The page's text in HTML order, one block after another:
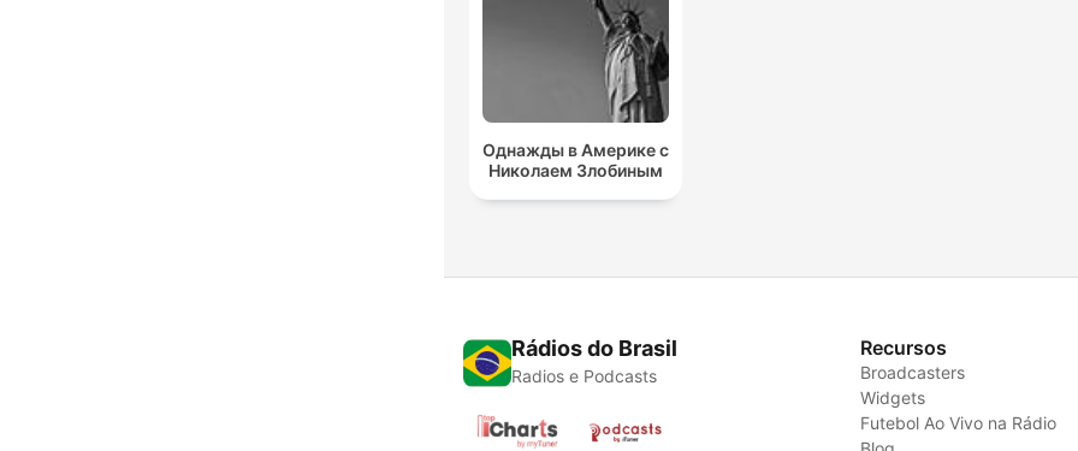
Однажды в Америке с
Николаем Злобиным
Rádios do Brasil
Radios e Podcasts
Recursos
Broadcasters
Widgets
Futebol Ao Vivo na Rádio